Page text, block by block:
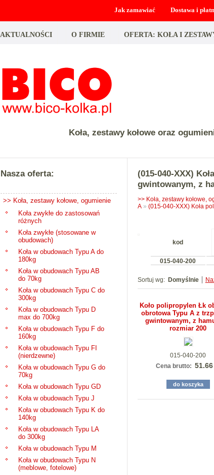
Jak zamawiać Dostawa i
AKTUALNOŚCI O FIRMIE OFERTA: KOŁA I
Koła, zestawy kołowe oraz
Nasza oferta:
>> Koła, zestawy kołowe, ogumienie
Koła zwykłe do zastosowań
różnych
Koła zwykłe (stosowane w
obudowach)
Koła w obudowach Typu A do
180kg
Koła w obudowach Typu AB
do 70kg
Koła w obudowach Typu C do
300kg
Koła w obudowach Typu D
max do 700kg
Koła w obudowach Typu F do
160kg
Koła w obudowach Typu FI
(nierdzewne)
Koła w obudowach Typu G do
70kg
Koła w obudowach Typu GD
Koła w obudowach Typu J
Koła w obudowach Typu K do
140kg
Koła w obudowach Typu LA
do 300kg
Koła w obudowach Typu M
Koła w obudowach Typu N
(meblowe, fotelowe)
(015-040-XXX)
gwintowanym, z
>> Koła, zestawy kołowe,
A» (015-040-XXX) Koła
kod
015-040-200
Sortuj wg: Domyślnie
Koło polipropylen Łk
obrotowa Typu A z
gwintowanym, z
rozmiar 200
015-040-200
Cena brutto: 51.66
do koszyka